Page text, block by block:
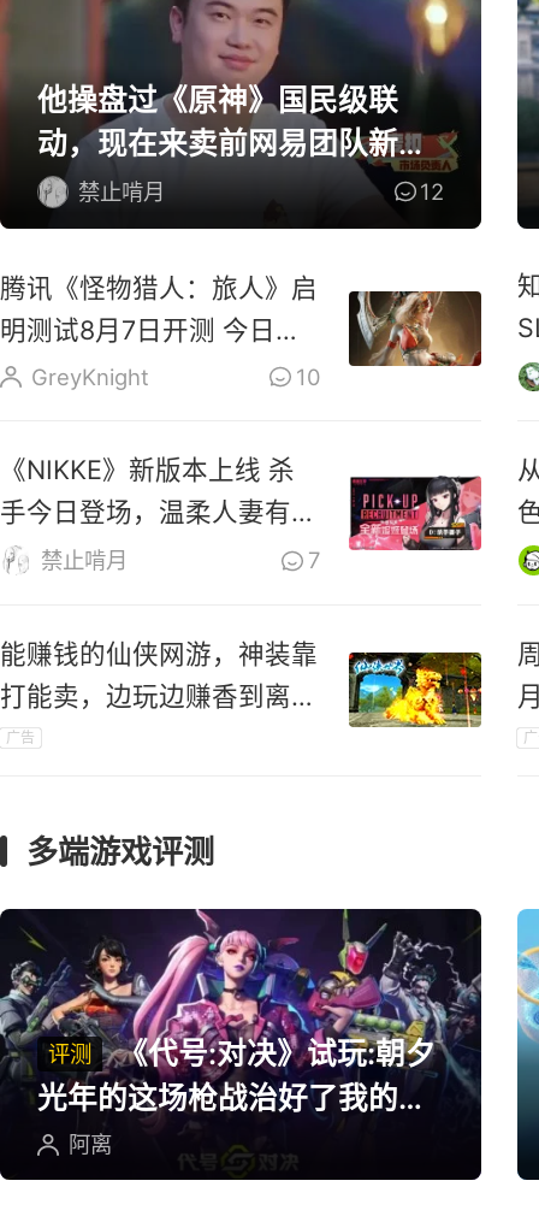
他操盘过《原神》国民级联
动，现在来卖前网易团队新作
了 禁止啃月 12
腾讯《怪物猎人：旅人》启
明测试8月7日开测 今日开
启预载
GreyKnight 10
《NIKKE》新版本上线 杀
手今日登场，温柔人妻有容
乃大！禁止啃月 7
能赚钱的仙侠网游，神装靠
打能卖，边玩边赚香到离
谱！
广告
多端游戏评测
评测
《代号:对决》试玩:朝夕
光年的这场枪战治好了我的低
血压
阿离